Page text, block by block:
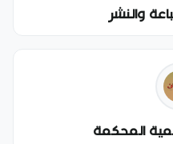
والنشر
المحكمة